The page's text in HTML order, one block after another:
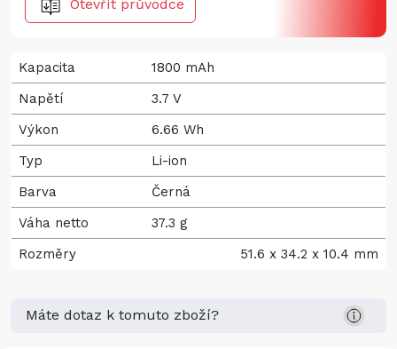
Otevřít průvodce
Kapacita
1800 mAh
Napětí
3.7 V
Výkon
6.66 Wh
Typ
Li-ion
Barva
Černá
Váha netto
37.3 g
Rozměry
51.6 x 34.2 x 10.4 mm
Máte dotaz k tomuto zboží?